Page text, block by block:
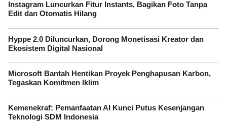
Instagram Luncurkan Fitur Instants, Bagikan Foto Tanpa
Edit dan Otomatis Hilang
Hyppe 2.0 Diluncurkan, Dorong Monetisasi Kreator dan
Ekosistem Digital Nasional
Microsoft Bantah Hentikan Proyek Penghapusan Karbon,
Tegaskan Komitmen Iklim
Kemenekraf: Pemanfaatan AI Kunci Putus Kesenjangan
Teknologi SDM Indonesia